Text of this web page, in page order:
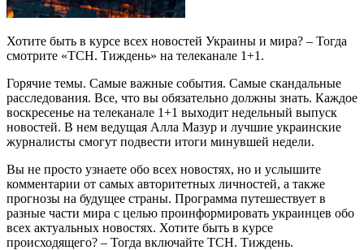
Хотите быть в курсе всех новостей Украины и мира? – Тогда
смотрите «ТСН. Тиждень» на телеканале 1+1.
Горячие темы. Самые важные события. Самые скандальные
расследования. Все, что вы обязательно должны знать. Каждое
воскресенье на телеканале 1+1 выходит недельный выпуск
новостей. В нем ведущая Алла Мазур и лучшие украинские
журналисты смогут подвести итоги минувшей недели.
Вы не просто узнаете обо всех новостях, но и услышите
комментарии от самых авторитетных личностей, а также
прогнозы на будущее страны. Программа путешествует в
разные части мира с целью проинформировать украинцев обо
всех актуальных новостях. Хотите быть в курсе
происходящего? – Тогда включайте ТСН. Тиждень.